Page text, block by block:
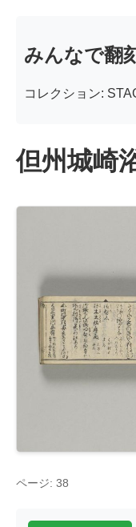
みんなで翻
コレクション:
但州城崎
ページ: 38